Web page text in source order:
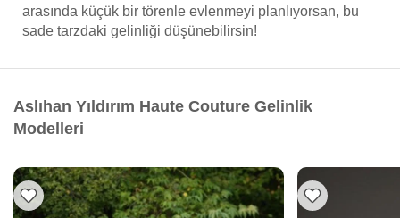
arasında küçük bir törenle evlenmeyi planlıyorsan, bu
sade tarzdaki gelinliği düşünebilirsin!
Aslıhan Yıldırım Haute Couture Gelinlik
Modelleri